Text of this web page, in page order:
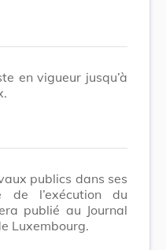
en vigueur jusqu’à
publics dans ses
de l’exécution du
publié au Journal
Luxembourg.